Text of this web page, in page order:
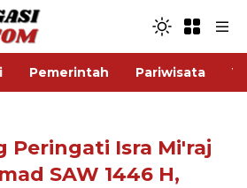
Pemerintah Pariwisata
Peringati Isra Mi'raj
SAW 1446 H,